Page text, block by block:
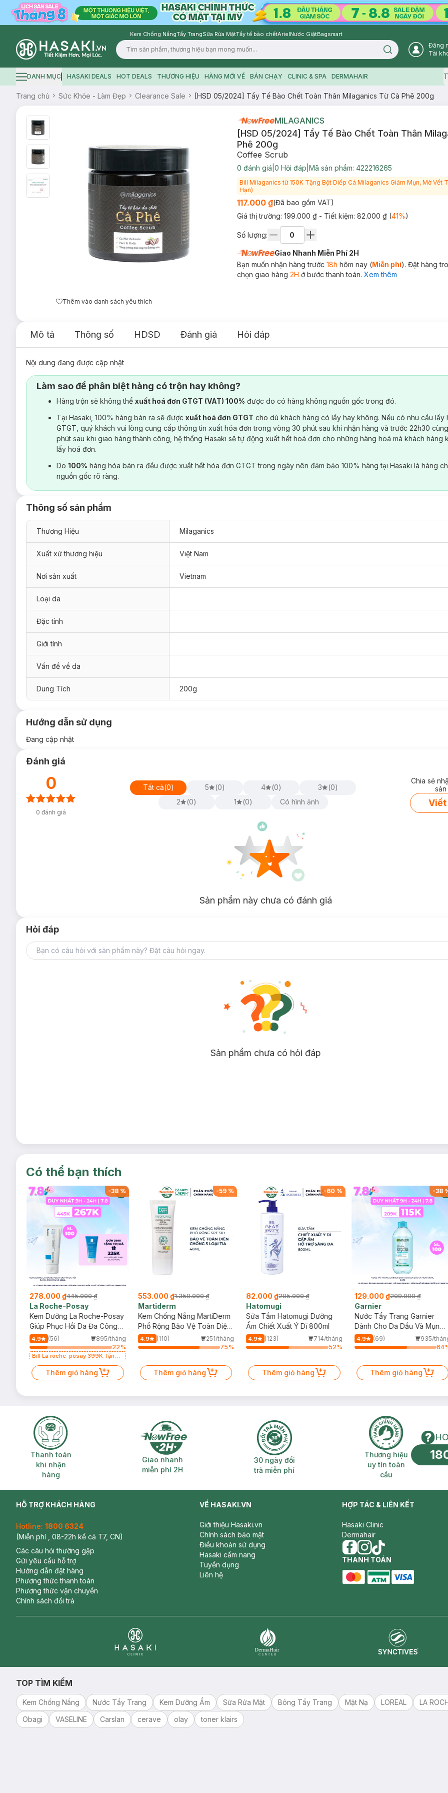
Kem Chống NắngTẩy TrangSữa Rửa MặtTẩy tế bào chếtArielNước GiặtBagsmart
Logo
Search icon
Đăng
Tài
Hamburger icon
DANH MỤC HASAKI DEALS HOT DEALS THƯƠNG HIỆU HÀNG MỚI VỀ BÁN CHẠY CLINIC & SPA DERMAHAIR
Trang chủ Sức Khỏe - Làm Đẹp Clearance Sale [HSD 05/2024] Tẩy Tế Bào Chết Toàn Thân Milaganics Từ Cà Phê 200g
Thêm vào danh sách yêu thích
MILAGANICS
[HSD 05/2024] Tẩy Tế Bào Chết Toàn Thân
Phê 200g
Coffee Scrub
0 đánh giá 0 Hỏi đáp Mã sản phẩm: 422216265
Bill Milaganics từ 150K Tặng Bột Diếp Cá Milaganics Giảm Mụn, Mờ Vết
Hạn)
117.000 ₫(Đã bao gồm VAT)
Giá thị trường: 199.000 ₫ - Tiết kiệm: 82.000 ₫(41%)
Số lượng:
Giao Nhanh Miễn Phí 2H
Bạn muốn nhận hàng trước 18h hôm nay (Miễn phí). Đặt hàng
chọn giao hàng 2H ở bước thanh toán. Xem thêm
Mô tả Thông số HDSD Đánh giá Hỏi đáp
Nội dung đang được cập nhật
Làm sao để phân biệt hàng có trộn hay không?
Hàng trộn sẽ không thể xuất hoá đơn GTGT (VAT) 100% được do có hàng không nguồn gốc trong đó.
Tại Hasaki, 100% hàng bán ra sẽ được xuất hoá đơn GTGT cho dù khách hàng có lấy hay không. Nếu có nhu cầu lấy
GTGT, quý khách vui lòng cung cấp thông tin xuất hóa đơn trong vòng 30 phút sau khi nhận hàng và trước 22h30
phút sau khi giao hàng thành công, hệ thống Hasaki sẽ tự động xuất hết hoá đơn cho những hàng hoá mà khách hàng
lấy hoá đơn.
Do 100% hàng hóa bán ra đều được xuất hết hóa đơn GTGT trong ngày nên đảm bảo 100% hàng tại Hasaki là hàng
nguồn gốc rõ ràng.
Thông số sản phẩm
Thương Hiệu Milaganics
Xuất xứ thương hiệu Việt Nam
Nơi sản xuất Vietnam
Loại da
Đặc tính
Giới tính
Vấn đề về da
Dung Tích 200g
Hướng dẫn sử dụng
Đang cập nhật
Đánh giá
0
0 đánh giá
Tất cả(0) 5 (0) 4 (0) 3 (0)
2
(0) 1 (0) Có hình ảnh
Chia sẻ
Viết
Sản phẩm này chưa có đánh giá
Hỏi đáp
Sản phẩm chưa có hỏi đáp
Có thể bạn thích
-38%
278.000 ₫445.000 ₫
La Roche-Posay
Kem Dưỡng La Roche-Posay
Giúp Phục Hồi Da Đa Công
Dụng 40ml
4.9 (56)
895/tháng
22%
Bill La roche-posay 399K Tặng
50ml (SL có hạn)
Thêm giỏ hàng
-59 %
553.000 ₫1.350.000 ₫
Martiderm
Kem Chống Nắng MartiDerm
Phổ Rộng Bảo Vệ Toàn Diện
40ml
4.9 (110)
251/tháng
75%
Thêm giỏ hàng
-60%
82.000 ₫205.000 ₫
Hatomugi
Sữa Tắm Hatomugi Dưỡng
Ẩm Chiết Xuất Ý Dĩ 800ml
4.9 (123)
714/tháng
52%
Thêm giỏ hàng
-38
129.000 ₫209.000 ₫
Garnier
Nước Tẩy Trang Garnier
Dành Cho Da Dầu Và Mụn
400ml (Mới)
4.9 (69)
935/
64
Thêm giỏ hàng
Thanh toán khi nhận hàng
Thanh toán
khi nhận
hàng
Giao nhanh miễn phí 2H
Giao nhanh
miễn phí 2H
30 ngày đổi trả miễn phí
30 ngày đổi
trả miễn phí
Thương hiệu uy
Thương hiệu
uy tín toàn
cầu
HỖ TRỢ KHÁCH HÀNG
Hotline: 1800 6324
(Miễn phí , 08-22h kể cả T7, CN)
Các câu hỏi thường gặp
Gửi yêu cầu hỗ trợ
Hướng dẫn đặt hàng
Phương thức thanh toán
Phương thức vận chuyển
Chính sách đổi trả
VỀ HASAKI.VN
Giới thiệu Hasaki.vn
Chính sách bảo mật
Điều khoản sử dụng
Hasaki cẩm nang
Tuyển dụng
Liên hệ
HỢP TÁC & LIÊN KẾT
Hasaki Clinic
Dermahair
facebook
instagram
tiktok
THANH TOÁN
TOP TÌM KIẾM
Kem Chống Nắng Nước Tẩy Trang Kem Dưỡng Ẩm Sữa Rửa Mặt Bông Tẩy Trang Mặt Nạ LOREAL LA
Obagi
VASELINE Carslan cerave olay toner klairs